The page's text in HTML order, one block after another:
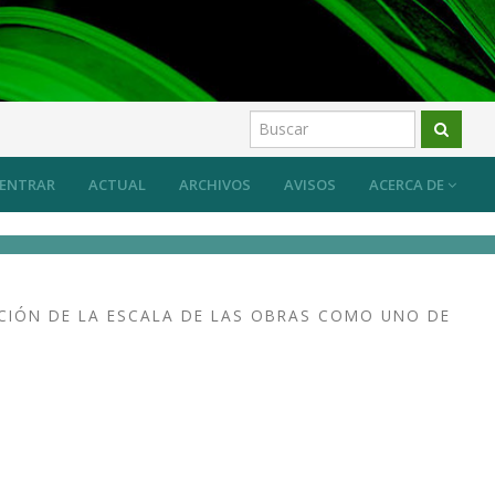
ACTUAL ARCHIVOS AVISOS ACERCA DE
ENTRAR
efectos Artículos
DE LA ESCALA DE LAS OBRAS COMO UNO DE